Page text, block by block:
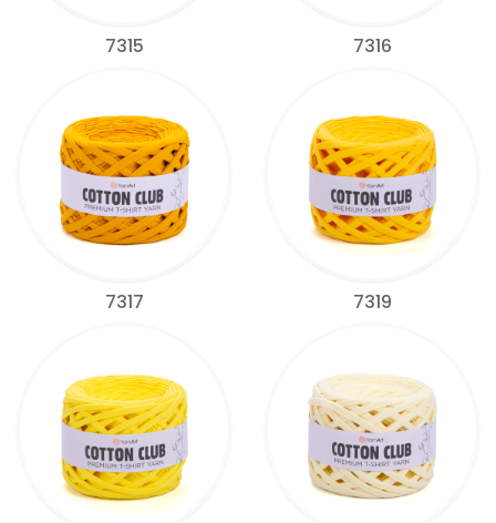
7315 7316
7317 7319